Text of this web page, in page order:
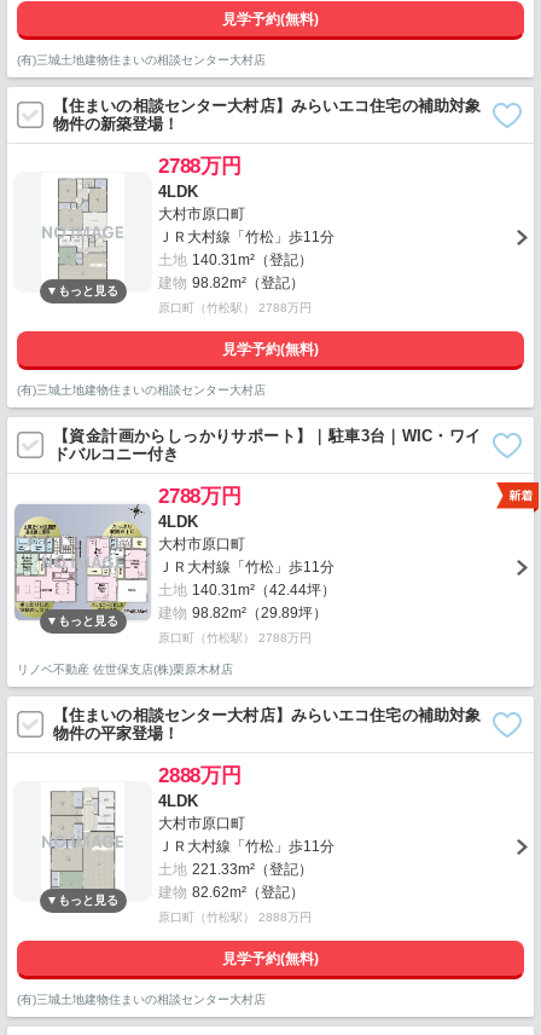
見学予約(無料)
(有)三城土地建物住まいの相談センター大村店
【住まいの相談センター大村店】みらいエコ住宅の補助対象
物件の新築登場！
2788万円
4LDK
大村市原口町
ＪＲ大村線「竹松」歩11分
土地 140.31m²（登記）
建物 98.82m²（登記）
原口町（竹松駅） 2788万円
見学予約(無料)
(有)三城土地建物住まいの相談センター大村店
【資金計画からしっかりサポート】｜駐車3台｜WIC・ワイ
ドバルコニー付き
2788万円
4LDK
大村市原口町
ＪＲ大村線「竹松」歩11分
土地 140.31m²（42.44坪）
建物 98.82m²（29.89坪）
原口町（竹松駅） 2788万円
リノベ不動産 佐世保支店(株)栗原木材店
【住まいの相談センター大村店】みらいエコ住宅の補助対象
物件の平家登場！
2888万円
4LDK
大村市原口町
ＪＲ大村線「竹松」歩11分
土地 221.33m²（登記）
建物 82.62m²（登記）
原口町（竹松駅） 2888万円
見学予約(無料)
(有)三城土地建物住まいの相談センター大村店